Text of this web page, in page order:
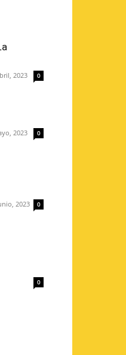
2023 0
2023 0
2023 0
0